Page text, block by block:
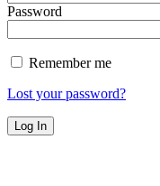
Password
Remember me
Lost your password?